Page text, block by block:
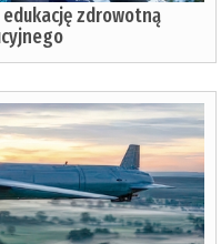
zdrowotną